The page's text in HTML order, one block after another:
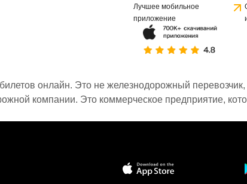
Лучшее мобильное
приложение
онлайн. Это не железнодорожный перевозчик,
компании. Это коммерческое предприятие,